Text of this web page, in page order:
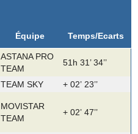
Équipe Temps/Ecarts
ASTANA PRO
TEAM
51h 31’ 34’’
TEAM SKY + 02’ 23’’
MOVISTAR
TEAM
+ 02’ 47’’